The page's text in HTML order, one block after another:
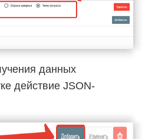
данных
действие JSON-